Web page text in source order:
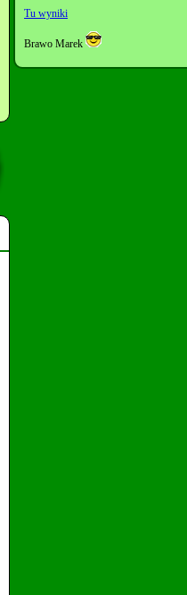
Tu wyniki
Brawo Marek